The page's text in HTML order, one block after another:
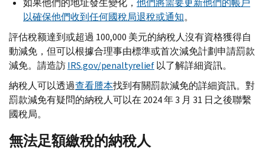
以確保他們收到任何國稅局退稅或通知。
評估稅额達到或超過 100,000 美元的納稅人沒有資格獲得自
動減免，但可以根據合理事由標準或首次減免計劃申請罰款
減免。請造訪IRS.gov/penaltyrelief以了解詳細資訊。
納稅人可以透過查看謄本找到有關罰款減免的詳細資訊。對
罰款減免有疑問的納稅人可以在 2024 年 3 月 31 日之後聯繫
國稅局。
無法足額繳稅的納稅人